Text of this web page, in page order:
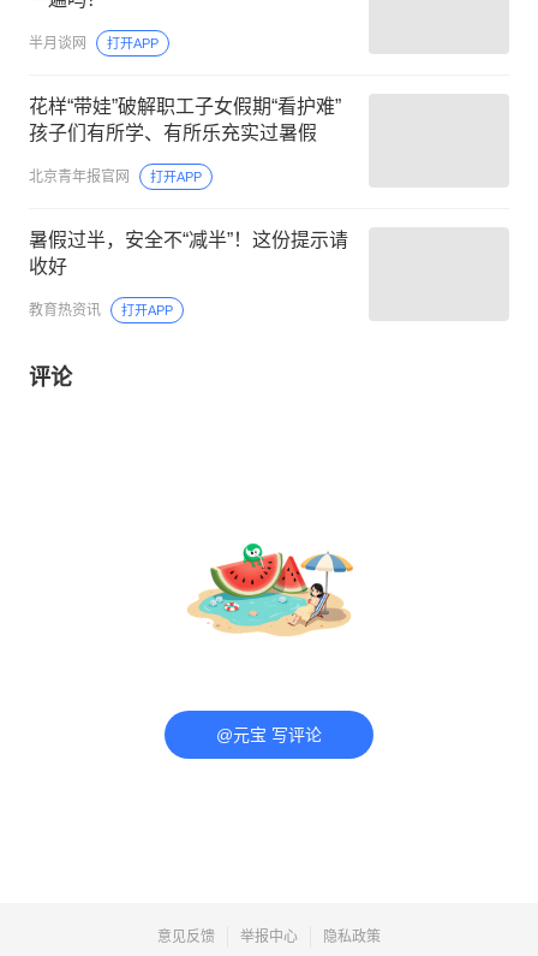
半月谈网 打开APP
花样“带娃”破解职工子女假期“看护难”
孩子们有所学、有所乐充实过暑假
北京青年报官网 打开APP
暑假过半，安全不“减半”！这份提示请
收好
教育热资讯 打开APP
评论
@元宝 写评论
意见反馈 举报中心 隐私政策